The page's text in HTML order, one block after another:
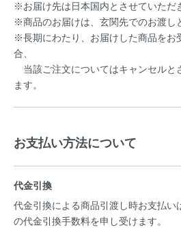
※お届け先は日本国内とさせていただ
※商品のお届けは、玄関先でのお渡し
※長期にわたり、お届けした商品をお
合、
当該ご注文についてはキャンセルと
ます。
お支払い方法について
代金引換
代金引換による商品引渡し時お支払い
の代金引換手数料を申し受けます。